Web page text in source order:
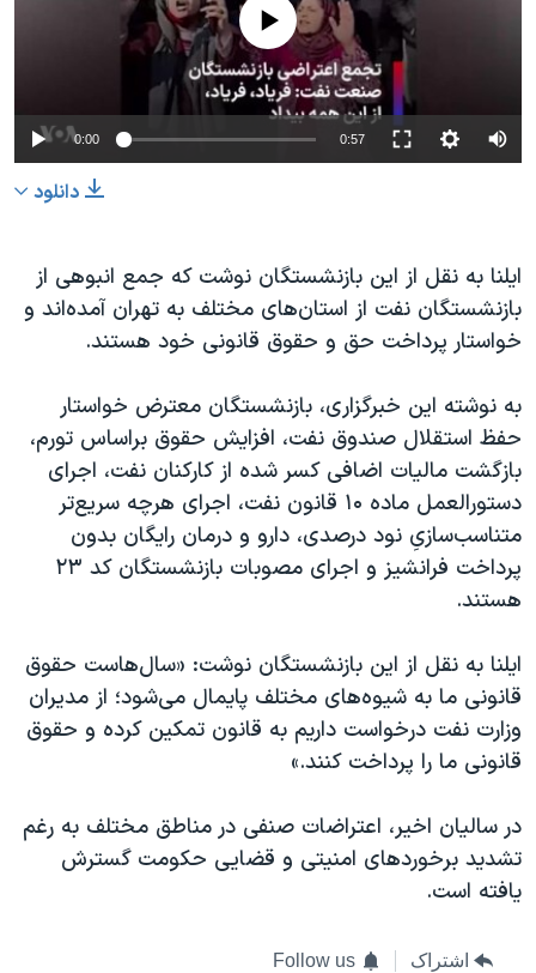
720p
1080p
0:00 0:57
720p
1080p
دانلود
ایلنا به نقل از این بازنشستگان نوشت که جمع انبوهی از
بازنشستگان نفت از استان‌های مختلف به تهران آمده‌اند و
خواستار پرداخت حق و حقوق قانونی خود هستند.
به نوشته این خبرگزاری، بازنشستگان معترض خواستار
حفظ استقلال صندوق نفت، افزایش حقوق براساس تورم،
بازگشت مالیات اضافی کسر شده از کارکنان نفت، اجرای
دستورالعمل ماده ۱۰ قانون نفت، اجرای هرچه سریع‌تر
متناسب‌سازیِ نود درصدی، دارو و درمان رایگان بدون
پرداخت فرانشیز و اجرای مصوبات بازنشستگان کد ۲۳
هستند.
ایلنا به نقل از این بازنشستگان نوشت: «سال‌هاست حقوق
قانونی ما به شیوه‌های مختلف پایمال می‌شود؛ از مدیران
وزارت نفت درخواست داریم به قانون تمکین کرده و حقوق
قانونی ما را پرداخت کنند.»
در سالیان اخیر، اعتراضات صنفی در مناطق مختلف به رغم
تشدید برخوردهای امنیتی و قضایی حکومت گسترش
یافته است.
اشتراک Follow us